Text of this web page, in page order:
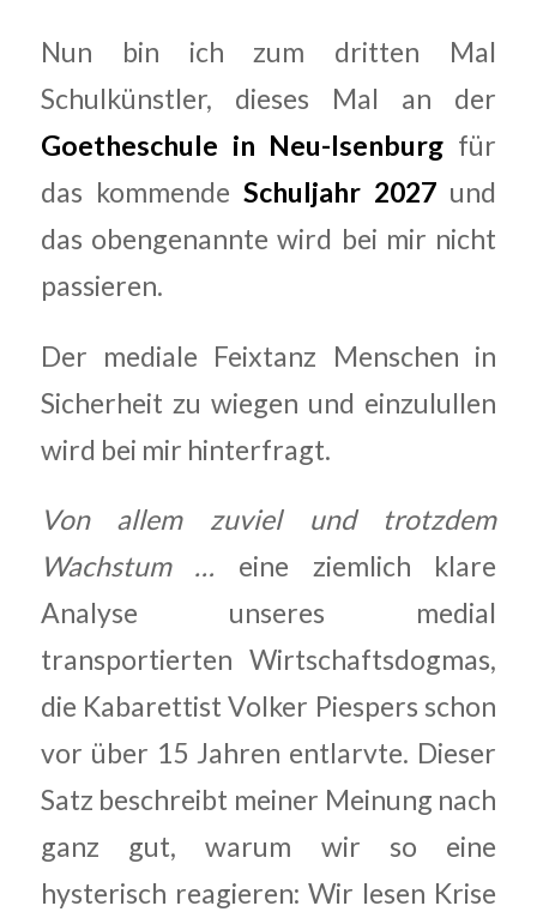
Nun bin ich zum dritten Mal
Schulkünstler, dieses Mal an der
Goetheschule in Neu-Isenburg für
das kommende Schuljahr 2027 und
das obengenannte wird bei mir nicht
passieren.
Der mediale Feixtanz Menschen in
Sicherheit zu wiegen und einzulullen
wird bei mir hinterfragt.
Von allem zuviel und trotzdem
Wachstum … eine ziemlich klare
Analyse unseres medial
transportierten Wirtschaftsdogmas,
die Kabarettist Volker Piespers schon
vor über 15 Jahren entlarvte. Dieser
Satz beschreibt meiner Meinung nach
ganz gut, warum wir so eine
hysterisch reagieren: Wir lesen Krise